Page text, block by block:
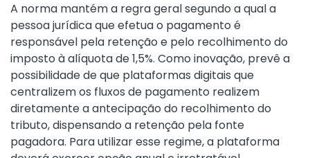
A norma mantém a regra geral segundo a qual a
pessoa jurídica que efetua o pagamento é
responsável pela retenção e pelo recolhimento do
imposto à alíquota de 1,5%. Como inovação, prevê a
possibilidade de que plataformas digitais que
centralizem os fluxos de pagamento realizem
diretamente a antecipação do recolhimento do
tributo, dispensando a retenção pela fonte
pagadora. Para utilizar esse regime, a plataforma